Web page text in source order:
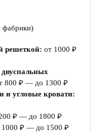
фабрики)
решеткой: от 1000 ₽
800 ₽ — до 1300 ₽
и угловые кровати:
₽ — до 1800 ₽
1000 ₽ — до 1500 ₽